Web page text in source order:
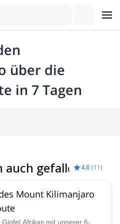
über die
in 7 Tagen
auch gefallen4.6 (11)
Mount Kilimanjaro
Afrikas mit unserer 6-